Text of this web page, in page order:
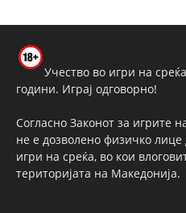
Учество во игри на
години. Играј одговорно!
Согласно Законот за игрите
не е дозволено физичко лице
игри на среќа, во кои
територијата на Македонија.